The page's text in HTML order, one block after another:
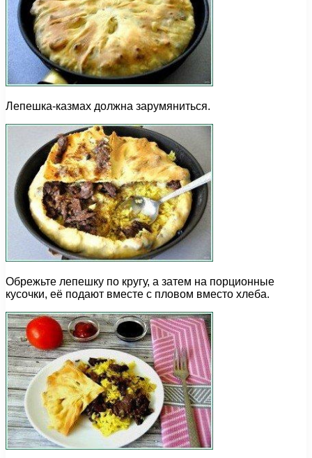
Лепешка-казмах должна зарумяниться.
Обрежьте лепешку по кругу, а затем на порционные
кусочки, её подают вместе с пловом вместо хлеба.